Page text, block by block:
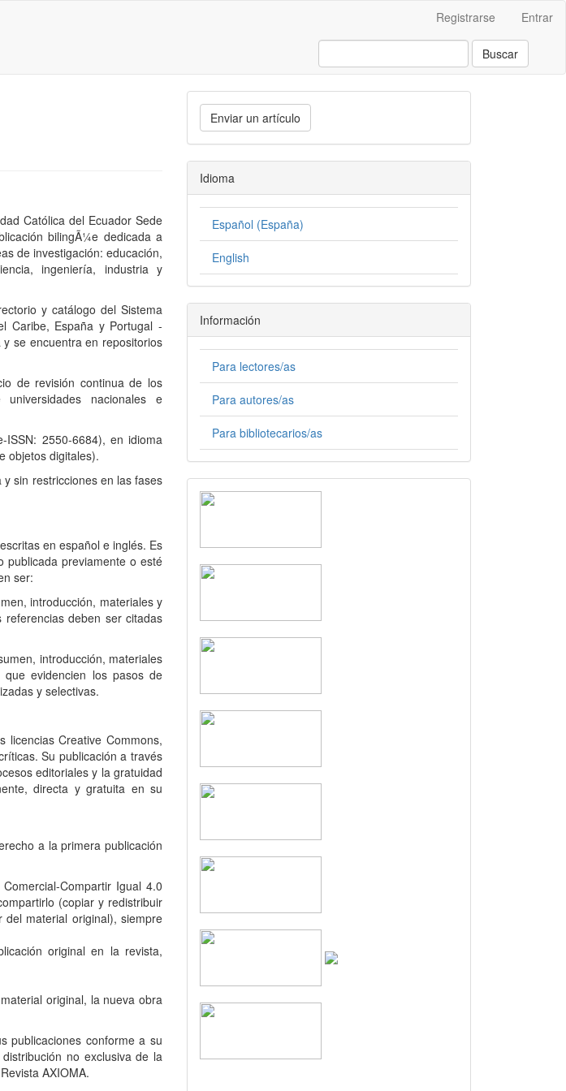
Registrarse Entrar
Buscar
Católica del Ecuador Sede
bilingÃ¼e dedicada a
de investigación: educación,
ingeniería, industria y
y catálogo del Sistema
Caribe, España y Portugal -
se encuentra en repositorios
de revisión continua de los
nacionales e
2550-6684), en idioma
objetos digitales).
sin restricciones en las fases
en español e inglés. Es
publicada previamente o esté
ser:
introducción, materiales y
referencias deben ser citadas
introducción, materiales
que evidencien los pasos de
y selectivas.
licencias Creative Commons,
Su publicación a través
editoriales y la gratuidad
directa y gratuita en su
a la primera publicación
Compartir Igual 4.0
(copiar y redistribuir
material original), siempre
original en la revista,
original, la nueva obra
publicaciones conforme a su
no exclusiva de la
AXIOMA.
Enviar un artículo
Idioma
Español (España)
English
Información
Para lectores/as
Para autores/as
Para bibliotecarios/as